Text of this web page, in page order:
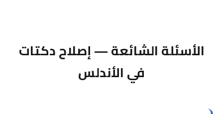
الأسئلة الشائعة — إصلاح دكتات
في الأندلس